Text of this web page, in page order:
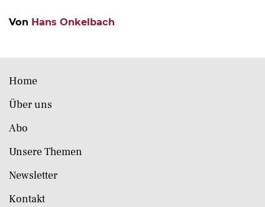
Von Hans Onkelbach
Home
Über uns
Abo
Unsere Themen
Newsletter
Kontakt